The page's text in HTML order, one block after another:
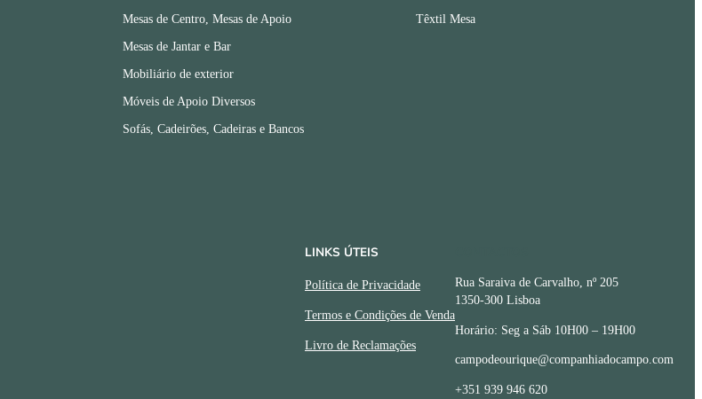
Mesas de Centro, Mesas de Apoio
Mesas de Jantar e Bar
Mobiliário de exterior
Móveis de Apoio Diversos
Sofás, Cadeirões, Cadeiras e Bancos
Têxtil Mesa
LINKS ÚTEIS
Política de Privacidade
Termos e Condições de Venda
Livro de Reclamações
Rua Saraiva de Carvalho, nº 205
1350-300 Lisboa
Horário: Seg a Sáb 10H00 – 19H00
campodeourique@companhiadocampo.com
+351 939 946 620